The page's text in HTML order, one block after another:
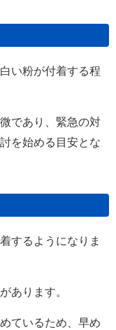
い粉が付着する程
であり、緊急の対
を始める目安とな
するようになりま
あります。
ているため、早め